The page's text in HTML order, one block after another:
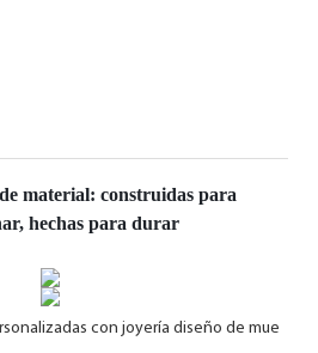
material: construidas para
hechas para durar